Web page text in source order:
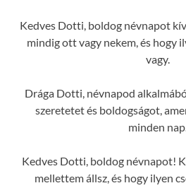
Kedves Dotti, boldog névnapot
mindig ott vagy nekem, és hogy
vagy.
Drága Dotti, névnapod
szeretetet és boldogságot,
minden nap.
Kedves Dotti, boldog névnapot!
mellettem állsz, és hogy ilyen